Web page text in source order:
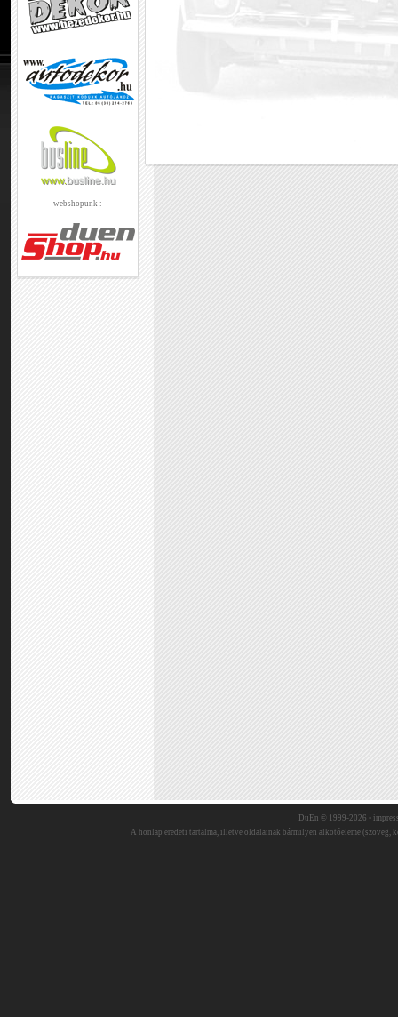
webshopunk :
DuEn © 1999-2026 •
A honlap eredeti tartalma, illetve oldalainak bármilyen alkotóeleme (szöveg,